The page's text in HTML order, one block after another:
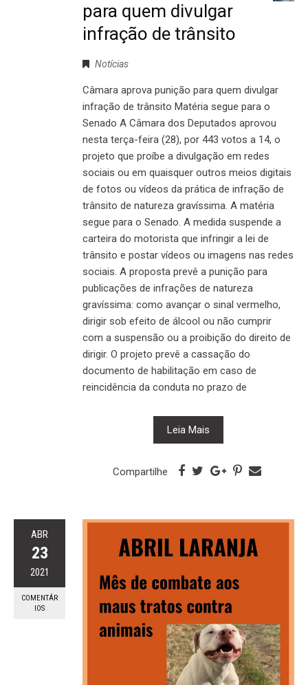
para quem divulgar
infração de trânsito
Notícias
Câmara aprova punição para quem divulgar
infração de trânsito Matéria segue para o
Senado A Câmara dos Deputados aprovou
nesta terça-feira (28), por 443 votos a 14, o
projeto que proíbe a divulgação em redes
sociais ou em quaisquer outros meios digitais
de fotos ou vídeos da prática de infração de
trânsito de natureza gravíssima. A matéria
segue para o Senado. A medida suspende a
carteira do motorista que infringir a lei de
trânsito e postar vídeos ou imagens nas redes
sociais. A proposta prevê a punição para
publicações de infrações de natureza
gravíssima: como avançar o sinal vermelho,
dirigir sob efeito de álcool ou não cumprir
com a suspensão ou a proibição do direito de
dirigir. O projeto prevê a cassação do
documento de habilitação em caso de
reincidência da conduta no prazo de
Leia Mais
Compartilhe
ABR
23
2021
COMENTÁR
IOS